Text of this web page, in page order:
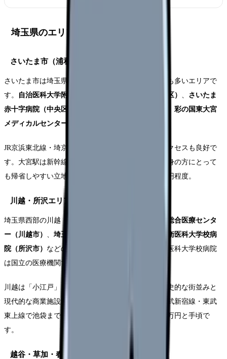
埼玉県のエリア別 求人傾向と特徴
さいたま市（浦和・大宮・与野）
さいたま市は埼玉県の中心地で、看護師求人数が最も多いエリアで
す。
自治医科大学附属さいたま医療センター（大宮区）
さいたま
赤十字病院（中央区）
彩の国東大宮
メディカルセンター
JR京浜東北線・埼京線・宇都宮線で東京方面へのアクセスも良好で
す。大宮駅は新幹線の停車駅でもあるため、地方出身の方にとって
も帰省しやすい立地です。家賃はワンルーム5〜6万円程度。
川越・所沢エリア（西部）
埼玉県西部の川越・所沢エリアには、
埼玉医科大学総合医療センタ
ー（川越市）
埼玉医科大学病院（毛呂山町）
防衛医科大学校病
院（所沢市） などの大学病院があります。特に防衛医科大学校病院
は国立の医療機関で、安定した待遇が魅力です。
川越は「小江戸」として観光地としても有名で、歴史的な街並みと
現代的な商業施設が融合した住みやすい街です。西武新宿線・東武
東上線で池袋まで30〜40分。家賃はワンルーム4〜5万円と手頃で
す。
越谷・草加・春日部エリア（東部）